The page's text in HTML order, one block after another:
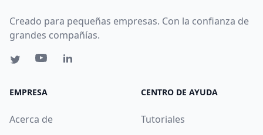
Creado para pequeñas empresas. Con la confianza de
grandes compañías.
EMPRESA
Acerca de
CENTRO DE AYUDA
Tutoriales